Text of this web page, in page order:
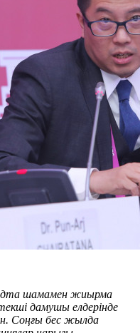
шамамен жиырма
дамушы елдерінде
Соңғы бес жылда